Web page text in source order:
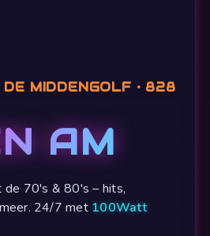
MIDDENGOLF • 828
AM
de 70's & 80's – hits,
24/7 met 100Watt